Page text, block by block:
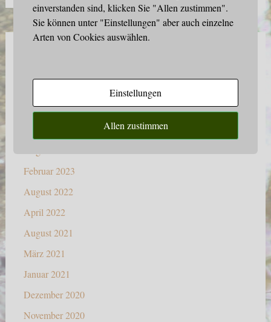
Oktober 2023
Februar 2023
August 2022
April 2022
August 2021
März 2021
Januar 2021
Dezember 2020
November 2020
einverstanden sind, klicken Sie "Allen zustimmen".
Sie können unter "Einstellungen" aber auch einzelne
Arten von Cookies auswählen.
Einstellungen
Allen zustimmen